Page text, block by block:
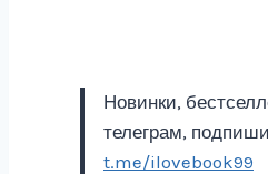
Новинки,
телеграм,
t.me/ilovebook99